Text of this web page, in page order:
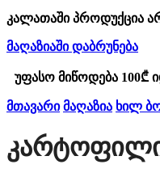
კალათაში პროდუქცია
მაღაზიაში დაბრუნება
უფასო მიწოდება 100₾
მთავარი მაღაზია ხილ